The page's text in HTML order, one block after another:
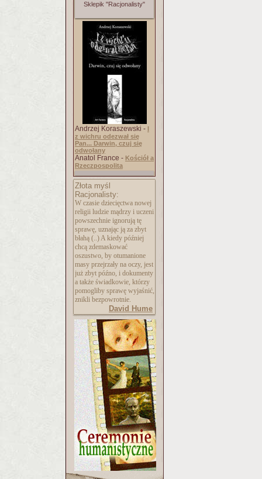
Sklepik "Racjonalisty"
Andrzej Koraszewski - I
z wichru odezwał się
Pan... Darwin, czuj się
odwołany
Anatol France - Kościół a
Rzeczpospolita
Złota myśl
Racjonalisty:
W czasie dziecięctwa nowej
religii ludzie mądrzy i uczeni
powszechnie ignorują tę
sprawę, uznając ją za zbyt
błahą (..) A kiedy później
chcą zdemaskować
oszustwo, by otumanione
masy przejrzały na oczy, jest
już zbyt późno, i dokumenty
a także świadkowie, którzy
pomogliby sprawę wyjaśnić,
znikli bezpowrotnie.
David Hume